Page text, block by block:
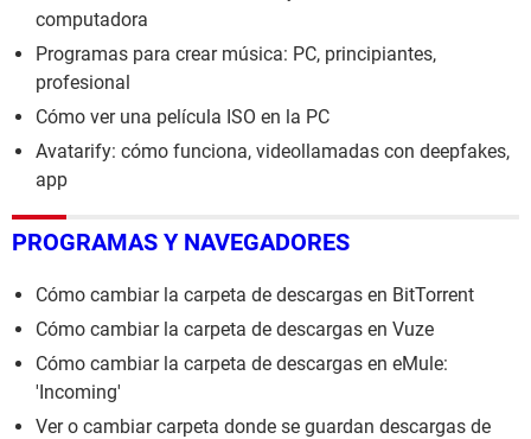
computadora
Programas para crear música: PC, principiantes,
profesional
Cómo ver una película ISO en la PC
Avatarify: cómo funciona, videollamadas con deepfakes,
app
PROGRAMAS Y NAVEGADORES
Cómo cambiar la carpeta de descargas en BitTorrent
Cómo cambiar la carpeta de descargas en Vuze
Cómo cambiar la carpeta de descargas en eMule:
'Incoming'
Ver o cambiar carpeta donde se guardan descargas de